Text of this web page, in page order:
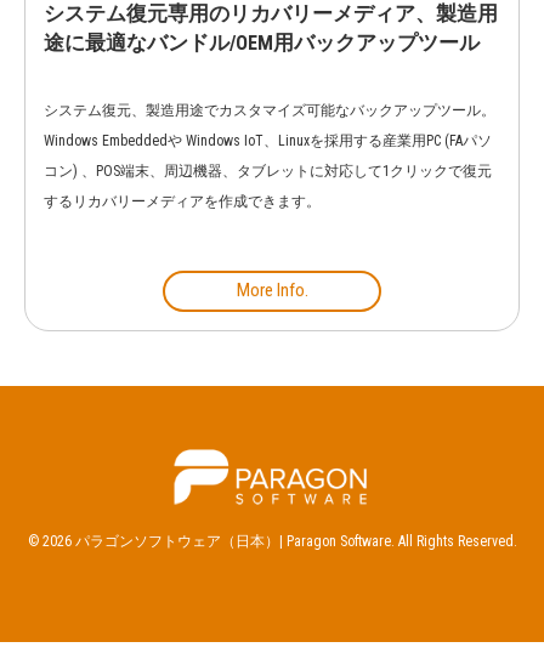
システム復元専用のリカバリーメディア、製造用
途に最適なバンドル/OEM用バックアップツール
システム復元、製造用途でカスタマイズ可能なバックアップツール。
Windows Embeddedや Windows IoT、Linuxを採用する産業用PC (FAパソ
コン) 、POS端末、周辺機器、タブレットに対応して1クリックで復元
するリカバリーメディアを作成できます。
More Info.
© 2026 パラゴンソフトウェア（日本）| Paragon Software. All Rights Reserved.